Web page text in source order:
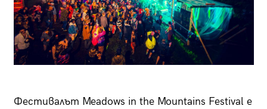
Фестивалът Meadows in the Mountains Festival е